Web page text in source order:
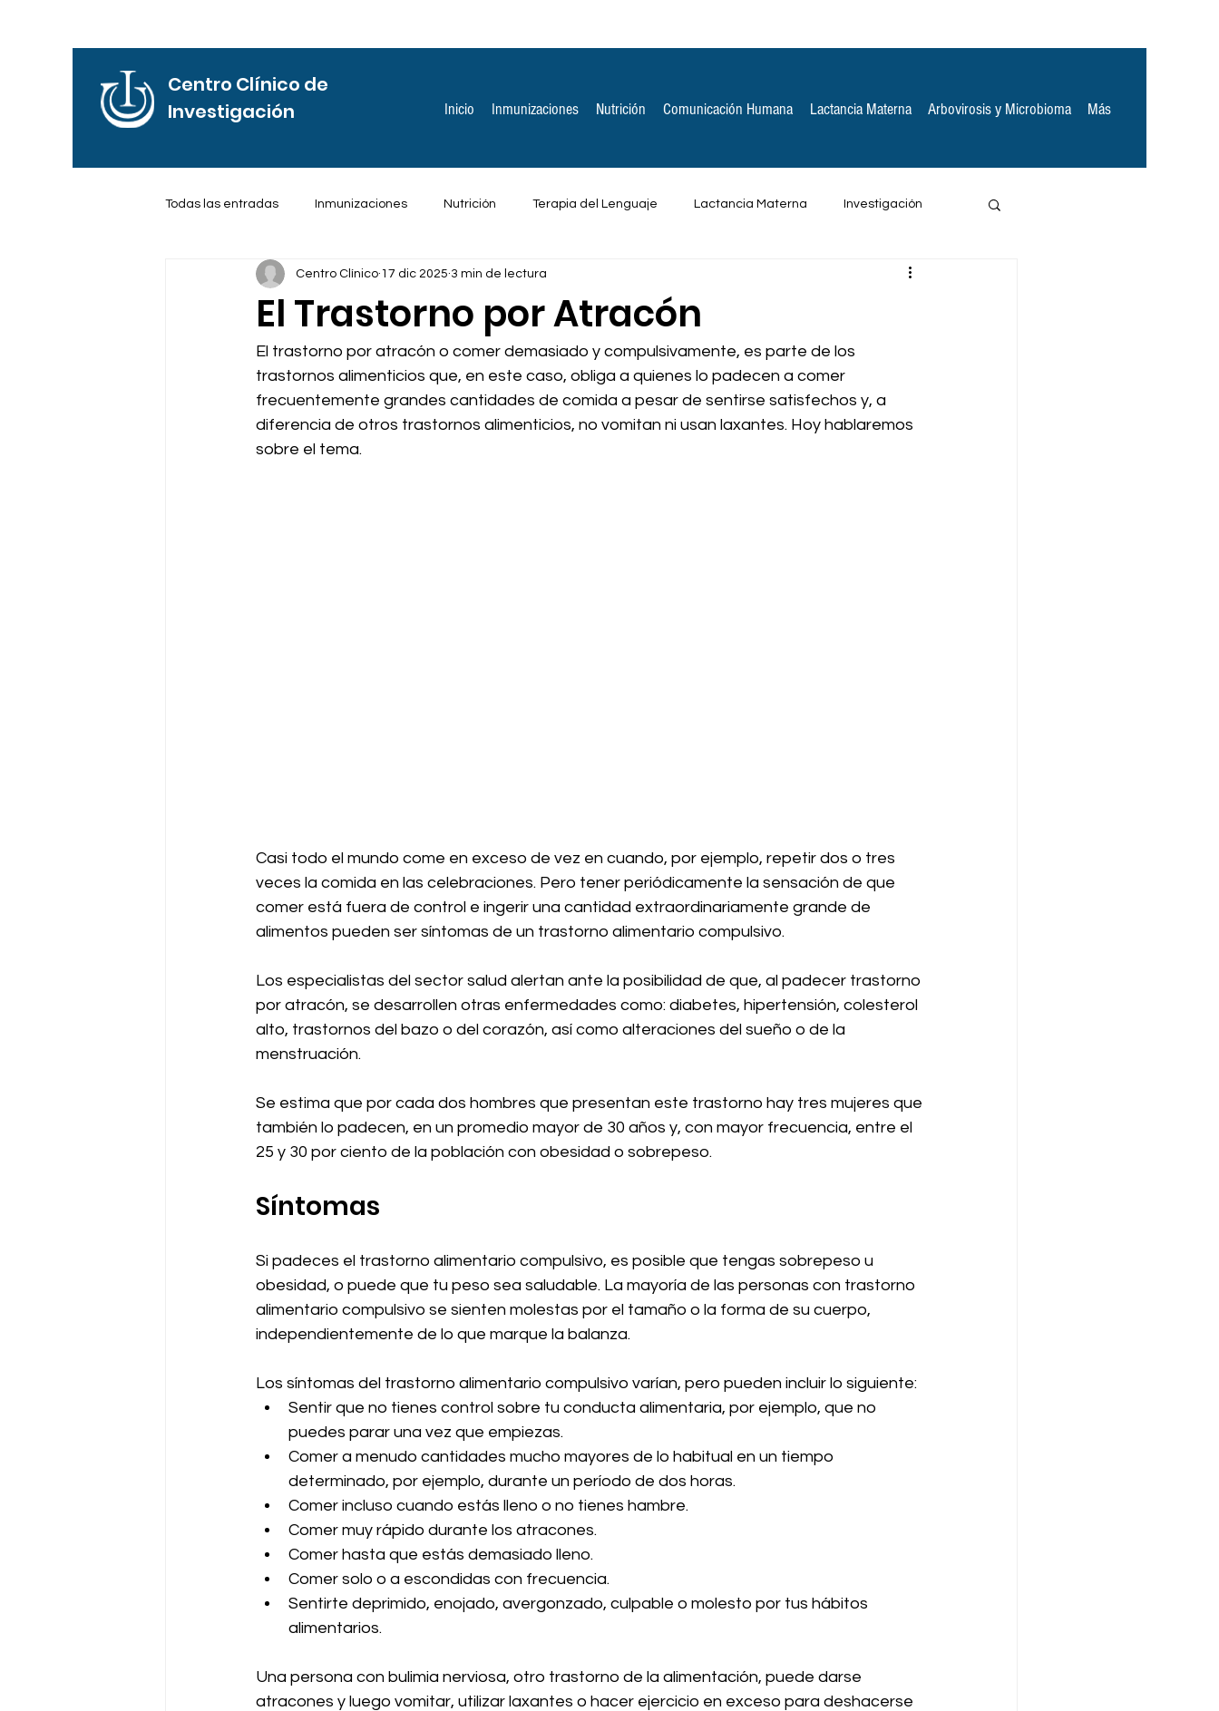
Centro Clínico de
Investigación
Inicio Inmunizaciones Nutrición Comunicación Humana Lactancia Materna Arbovirosis y Microbioma Más
Todas las entradas Inmunizaciones Nutrición Terapia del Lenguaje Lactancia Materna Investigación
Frases de Motivación Reflexiones Espirituales Otros
El Trastorno por Atracón
Centro Clínico 17 dic 2025 3 min de lectura
El trastorno por atracón o comer demasiado y compulsivamente, es parte de los
trastornos alimenticios que, en este caso, obliga a quienes lo padecen a comer
frecuentemente grandes cantidades de comida a pesar de sentirse satisfechos y, a
diferencia de otros trastornos alimenticios, no vomitan ni usan laxantes. Hoy hablaremos
sobre el tema.
Casi todo el mundo come en exceso de vez en cuando, por ejemplo, repetir dos o tres
veces la comida en las celebraciones. Pero tener periódicamente la sensación de que
comer está fuera de control e ingerir una cantidad extraordinariamente grande de
alimentos pueden ser síntomas de un trastorno alimentario compulsivo.
Los especialistas del sector salud alertan ante la posibilidad de que, al padecer trastorno
por atracón, se desarrollen otras enfermedades como: diabetes, hipertensión, colesterol
alto, trastornos del bazo o del corazón, así como alteraciones del sueño o de la
menstruación.
Se estima que por cada dos hombres que presentan este trastorno hay tres mujeres que
también lo padecen, en un promedio mayor de 30 años y, con mayor frecuencia, entre el
25 y 30 por ciento de la población con obesidad o sobrepeso.
Síntomas
Si padeces el trastorno alimentario compulsivo, es posible que tengas sobrepeso u
obesidad, o puede que tu peso sea saludable. La mayoría de las personas con trastorno
alimentario compulsivo se sienten molestas por el tamaño o la forma de su cuerpo,
independientemente de lo que marque la balanza.
Los síntomas del trastorno alimentario compulsivo varían, pero pueden incluir lo siguiente:
Sentir que no tienes control sobre tu conducta alimentaria, por ejemplo, que no
puedes parar una vez que empiezas.
Comer a menudo cantidades mucho mayores de lo habitual en un tiempo
determinado, por ejemplo, durante un período de dos horas.
Comer incluso cuando estás lleno o no tienes hambre.
Comer muy rápido durante los atracones.
Comer hasta que estás demasiado lleno.
Comer solo o a escondidas con frecuencia.
Sentirte deprimido, enojado, avergonzado, culpable o molesto por tus hábitos
alimentarios.
Una persona con bulimia nerviosa, otro trastorno de la alimentación, puede darse
atracones y luego vomitar, utilizar laxantes o hacer ejercicio en exceso para deshacerse